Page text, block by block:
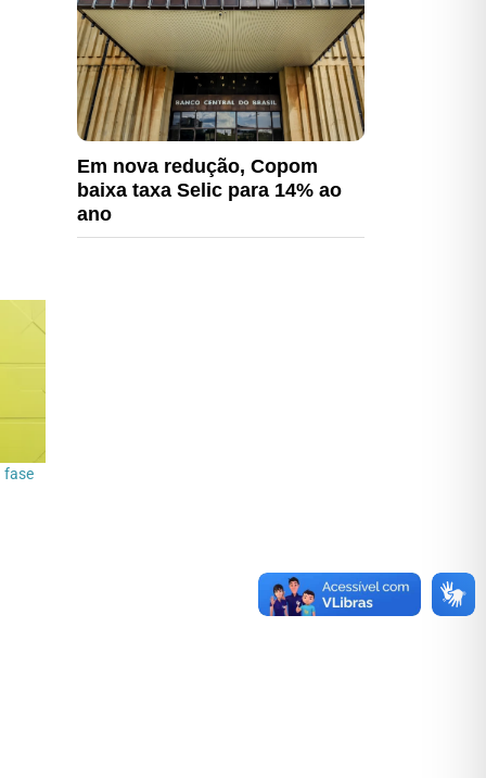
fase
Em nova redução, Copom
baixa taxa Selic para 14% ao
ano